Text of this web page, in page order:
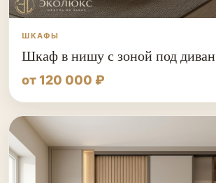
ШКАФЫ
Шкаф в нишу с зоной под диван
от 120 000 ₽